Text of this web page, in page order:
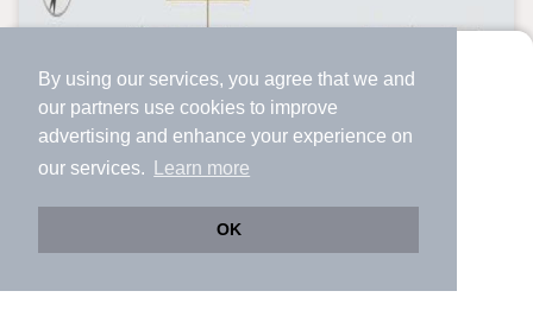
By using our services, you agree that we and
our partners use cookies to improve
advertising and enhance your experience on
our services.
Learn more
OK
より使いやすくなった
アプリで物件探ししませんか？
サクサク動く地図で物件検索